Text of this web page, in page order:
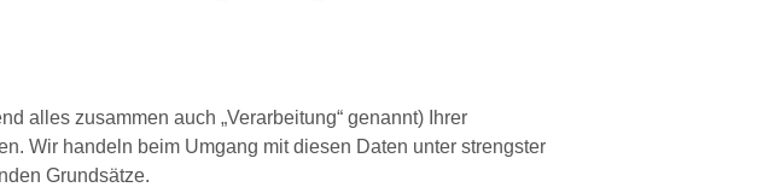
alles zusammen auch „Verarbeitung“ genannt) Ihrer
Wir handeln beim Umgang mit diesen Daten unter strengster
Grundsätze.